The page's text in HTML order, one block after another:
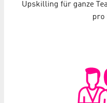
Upskilling für ganze
pro